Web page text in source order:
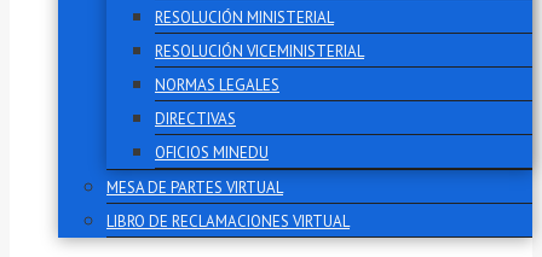
RESOLUCIÓN MINISTERIAL
RESOLUCIÓN VICEMINISTERIAL
NORMAS LEGALES
DIRECTIVAS
OFICIOS MINEDU
MESA DE PARTES VIRTUAL
LIBRO DE RECLAMACIONES VIRTUAL